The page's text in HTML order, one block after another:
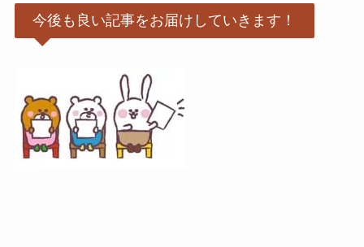
今後も良い記事をお届けしていきます！